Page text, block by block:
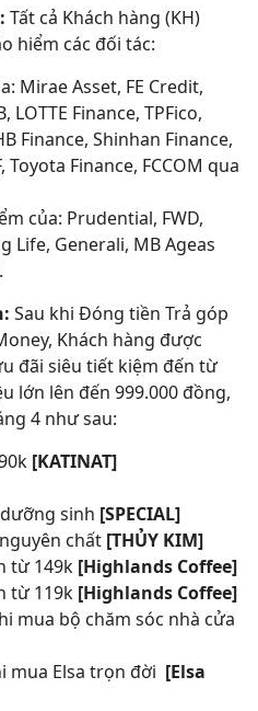
Tất cả Khách hàng (KH)
hiểm các đối tác:
Mirae Asset, FE Credit,
LOTTE Finance, TPFico,
Finance, Shinhan Finance,
Finance, FCCOM qua
của: Prudential, FWD,
Life, Generali, MB Ageas
Sau khi Đóng tiền Trả góp
Khách hàng được
đãi siêu tiết kiệm đến từ
lớn lên đến 999.000 đồng,
4 như sau:
[KATINAT]
sinh [SPECIAL]
chất [THỦY KIM]
từ 149k [Highlands Coffee]
từ 119k [Highlands Coffee]
mua bộ chăm sóc nhà cửa
mua Elsa trọn đời [Elsa